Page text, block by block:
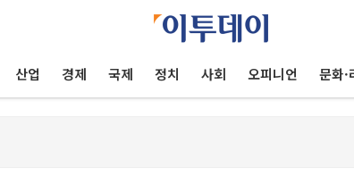
산업 경제 국제 정치 사회 오피니언 문화·